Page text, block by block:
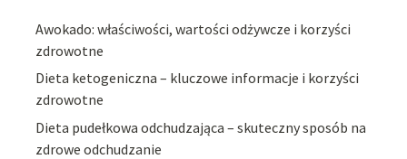
Awokado: właściwości, wartości odżywcze i korzyści
zdrowotne
Dieta ketogeniczna – kluczowe informacje i korzyści
zdrowotne
Dieta pudełkowa odchudzająca – skuteczny sposób na
zdrowe odchudzanie